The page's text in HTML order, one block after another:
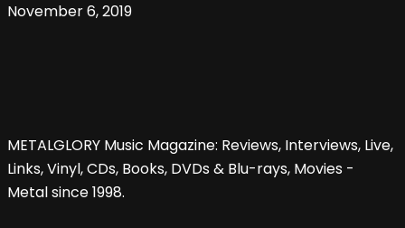
November 6, 2019
METALGLORY Music Magazine: Reviews, Interviews, Live,
Links, Vinyl, CDs, Books, DVDs & Blu-rays, Movies -
Metal since 1998.